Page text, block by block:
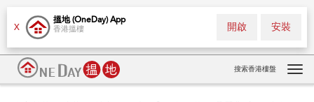
X
搵地 (OneDay) App
香港搵樓 安裝
開啟
搜索香港樓盤